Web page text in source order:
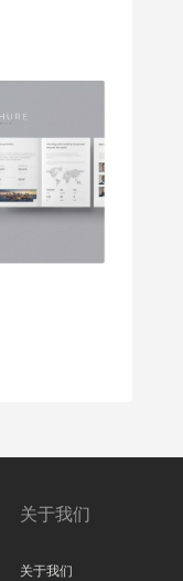
关于我们
关于我们